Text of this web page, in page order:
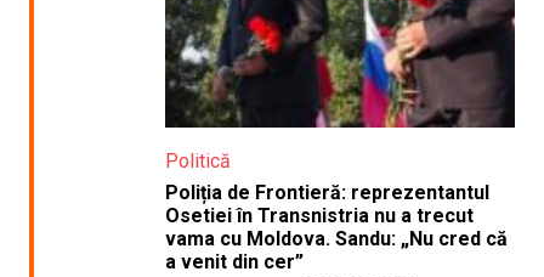
Politică
Poliția de Frontieră: reprezentantul
Osetiei în Transnistria nu a trecut
vama cu Moldova. Sandu: „Nu cred că
a venit din cer”